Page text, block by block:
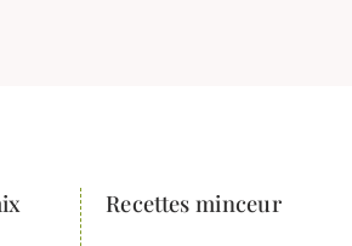
Recettes minceur